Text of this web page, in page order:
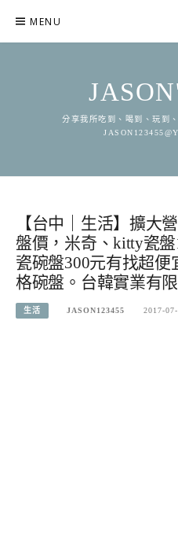
content
MENU
分享我所吃到、喝到、玩到
【台中｜生活】擴大
盤價，米奇、kitty瓷
瓷碗盤300元有找超
格碗盤。台韓實業有
生活 JASON123455 2017-